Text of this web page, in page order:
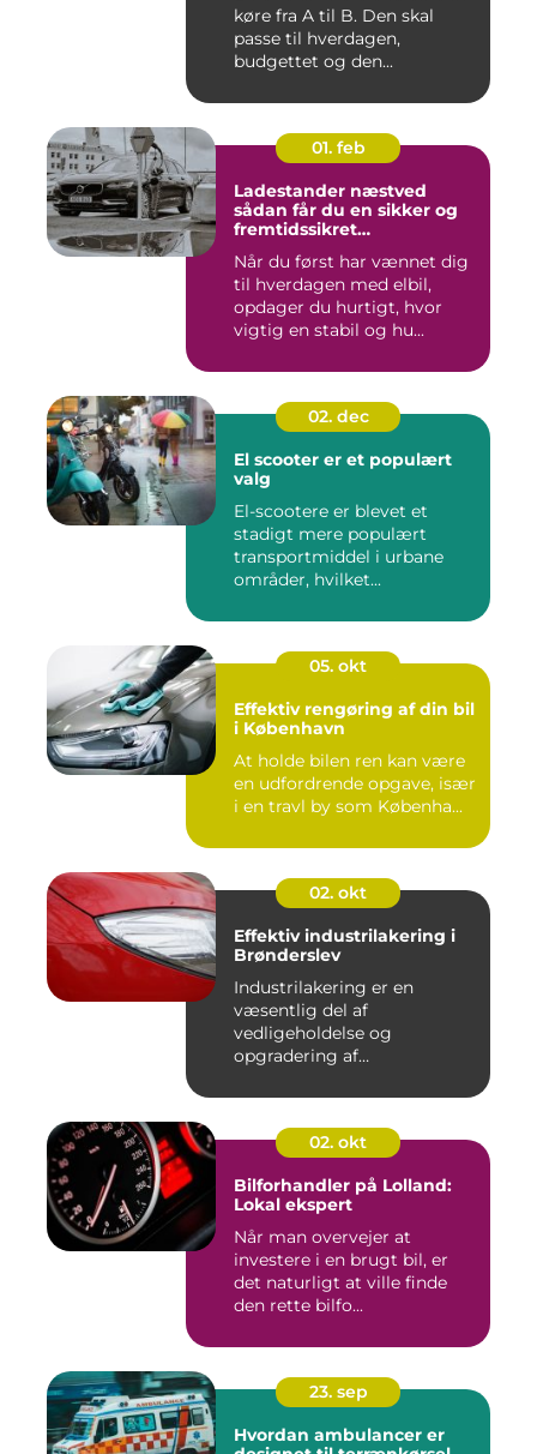
køre fra A til B. Den skal
passe til hverdagen,
budgettet og den...
01. feb
Ladestander næstved
sådan får du en sikker og
fremtidssikret
Når du først har vænnet dig
til hverdagen med elbil,
opdager du hurtigt, hvor
vigtig en stabil og hu...
02. dec
El scooter er et populært
valg
El-scootere er blevet et
stadigt mere populært
transportmiddel i urbane
områder, hvilket...
05. okt
Effektiv rengøring af din bil
i København
At holde bilen ren kan være
en udfordrende opgave, især
i en travl by som Københa...
02. okt
Effektiv industrilakering i
Brønderslev
Industrilakering er en
væsentlig del af
vedligeholdelse og
opgradering af
02. okt
Bilforhandler på Lolland:
Lokal ekspert
Når man overvejer at
investere i en brugt bil, er
det naturligt at ville finde
den rette bilfo...
23. sep
Hvordan ambulancer er